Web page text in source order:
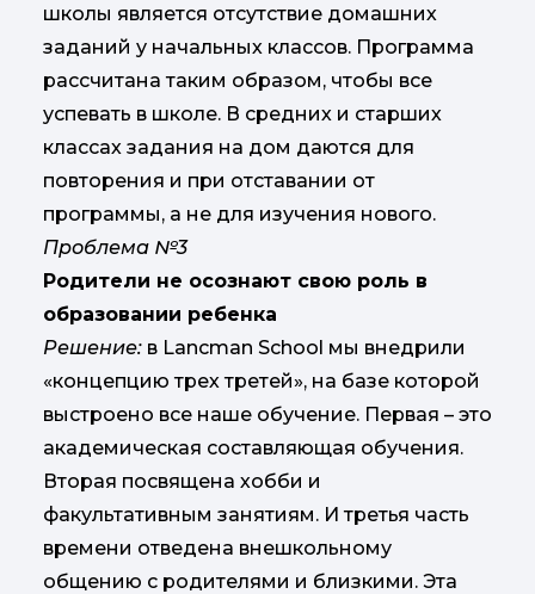
школы является отсутствие домашних
заданий у начальных классов. Программа
рассчитана таким образом, чтобы все
успевать в школе. В средних и старших
классах задания на дом даются для
повторения и при отставании от
программы, а не для изучения нового.
Проблема №3
Родители не осознают свою роль в
образовании ребенка
Решение: в Lancman School мы внедрили
«концепцию трех третей», на базе которой
выстроено все наше обучение. Первая – это
академическая составляющая обучения.
Вторая посвящена хобби и
факультативным занятиям. И третья часть
времени отведена внешкольному
общению с родителями и близкими. Эта